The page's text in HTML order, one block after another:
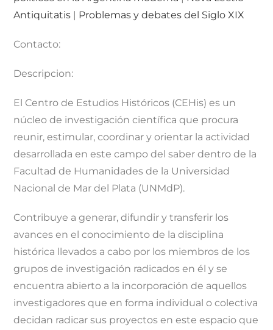
Antiquitatis
Problemas y debates del Siglo XIX
Contacto:
Descripcion:
El Centro de Estudios Históricos (CEHis) es un
núcleo de investigación científica que procura
reunir, estimular, coordinar y orientar la actividad
desarrollada en este campo del saber dentro de la
Facultad de Humanidades de la Universidad
Nacional de Mar del Plata (UNMdP).
Contribuye a generar, difundir y transferir los
avances en el conocimiento de la disciplina
histórica llevados a cabo por los miembros de los
grupos de investigación radicados en él y se
encuentra abierto a la incorporación de aquellos
investigadores que en forma individual o colectiva
decidan radicar sus proyectos en este espacio que